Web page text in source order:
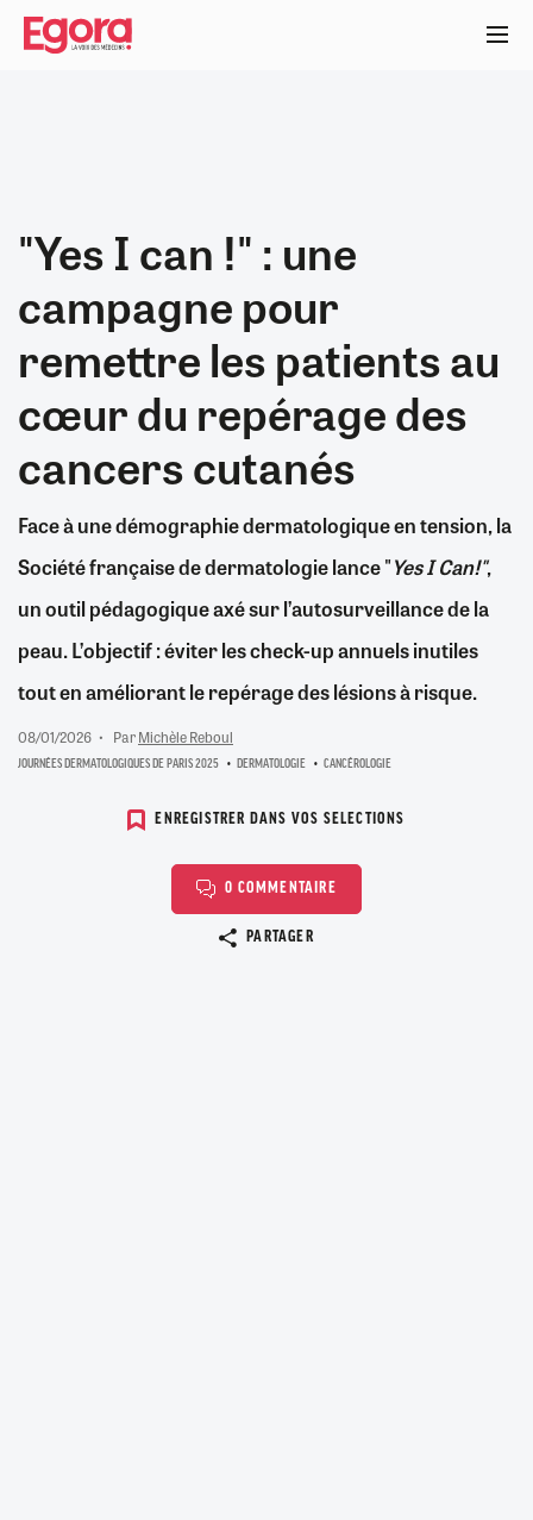
Aller
contenu
"Yes I can !" : une
campagne pour
remettre les patients au
cœur du repérage des
cancers cutanés
Face à une démographie dermatologique en tension, la
Société française de dermatologie lance "Yes I Can!",
un outil pédagogique axé sur l’autosurveillance de la
peau. L’objectif : éviter les check-up annuels inutiles
tout en améliorant le repérage des lésions à risque.
08/01/2026 ParMichèle Reboul
JOURNÉES DERMATOLOGIQUES DE PARIS 2025 DERMATOLOGIE CANCÉROLOGIE
ENREGISTRER DANS VOS SELECTIONS
0 COMMENTAIRE
PARTAGER